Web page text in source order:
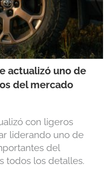
actualizó uno de
del mercado
con ligeros
liderando uno de
del
todos los detalles.